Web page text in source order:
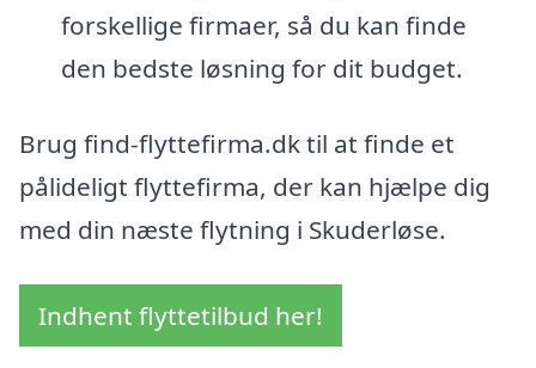
forskellige firmaer, så du kan finde
den bedste løsning for dit budget.
Brug find-flyttefirma.dk til at finde et
pålideligt flyttefirma, der kan hjælpe dig
med din næste flytning i Skuderløse.
Indhent flyttetilbud her!